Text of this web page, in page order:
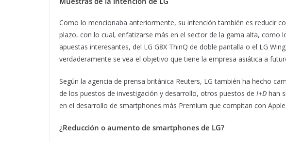
Como lo mencionaba anteriormente, su intención también es reducir
plazo, con lo cual, enfatizarse más en el sector de la gama alta, como
apuestas interesantes, del LG G8X ThinQ de doble pantalla o el LG
verdaderamente se vea el objetivo que tiene la empresa asiática a
Según la agencia de prensa británica Reuters, LG también ha hecho
de los puestos de investigación y desarrollo, otros puestos de I+D han
en el desarrollo de smartphones más Premium que compitan con
¿Reducción o aumento de smartphones de LG?